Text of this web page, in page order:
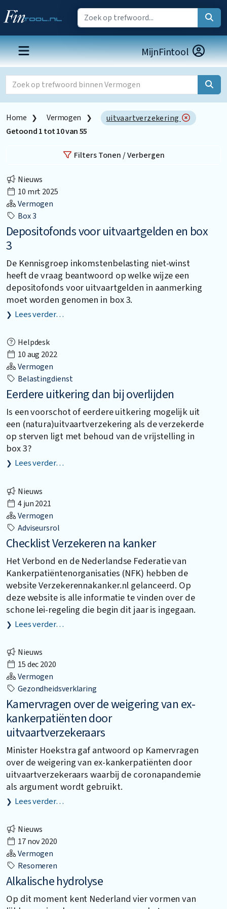
MijnFintool
Home Vermogen
uitvaartverzekering
Getoond1tot10van55
Filters Tonen / Verbergen
Nieuws
10 mrt 2025
Vermogen
Box 3
Depositofonds voor uitvaartgelden en box
3
De Kennisgroep inkomstenbelasting niet-winst
heeft de vraag beantwoord op welke wijze een
depositofonds voor uitvaartgelden in aanmerking
moet worden genomen in box 3.
Lees verder…
Helpdesk
10 aug 2022
Vermogen
Belastingdienst
Eerdere uitkering dan bij overlijden
Is een voorschot of eerdere uitkering mogelijk uit
een (natura)uitvaartverzekering als de verzekerde
op sterven ligt met behoud van de vrijstelling in
box 3?
Lees verder…
Nieuws
4 jun 2021
Vermogen
Adviseursrol
Checklist Verzekeren na kanker
Het Verbond en de Nederlandse Federatie van
Kankerpatiëntenorganisaties (NFK) hebben de
website Verzekerennakanker.nl gelanceerd. Op
deze website is alle informatie te vinden over de
schone lei-regeling die begin dit jaar is ingegaan.
Lees verder…
Nieuws
15 dec 2020
Vermogen
Gezondheidsverklaring
Kamervragen over de weigering van ex-
kankerpatiënten door
uitvaartverzekeraars
Minister Hoekstra gaf antwoord op Kamervragen
over de weigering van ex-kankerpatiënten door
uitvaartverzekeraars waarbij de coronapandemie
als argument wordt gebruikt.
Lees verder…
Nieuws
17 nov 2020
Vermogen
Resomeren
Alkalische hydrolyse
Op dit moment kent Nederland vier vormen van